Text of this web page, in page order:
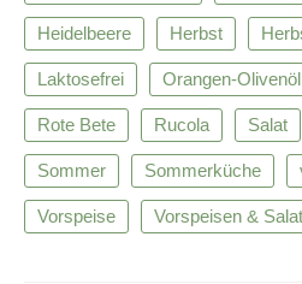
Heidelbeere Herbst
Laktosefrei Orangen-Olivenöl
Rote Bete Rucola Salat
Sommer Sommerküche
Vorspeise Vorspeisen &